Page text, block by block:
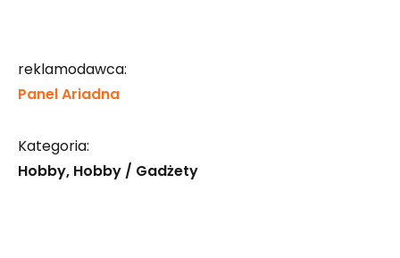
reklamodawca:
Panel Ariadna
Kategoria:
Hobby Hobby / Gadżety